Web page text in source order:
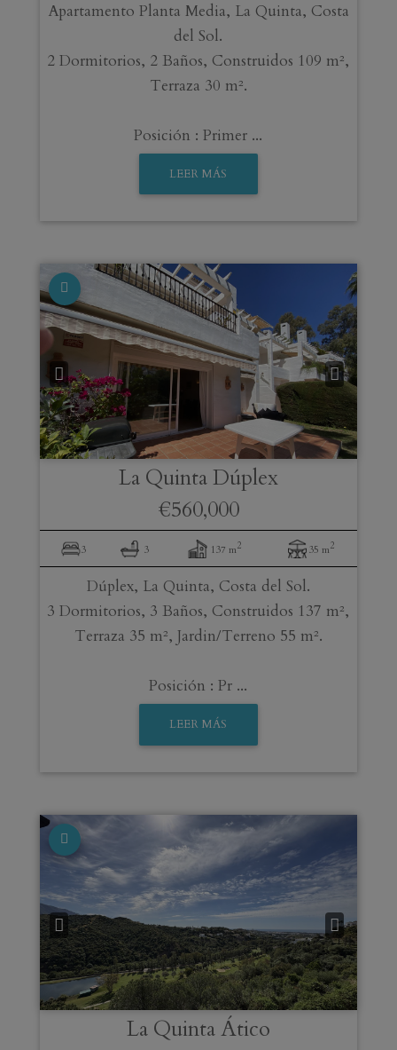
Apartamento Planta Media, La Quinta, Costa
del Sol.
2 Dormitorios, 2 Baños, Construidos 109 m²,
Terraza 30 m².
Posición : Primer ...
LEER MÁS
La QuintaDúplex
€560,000
3 3 137 m2 35 m2
Dúplex, La Quinta, Costa del Sol.
3 Dormitorios, 3 Baños, Construidos 137 m²,
Terraza 35 m², Jardin/Terreno 55 m².
Posición : Pr ...
LEER MÁS
La QuintaÁtico